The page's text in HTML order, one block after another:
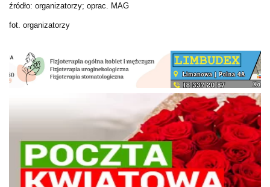
źródło: organizatorzy; oprac. MAG
fot. organizatorzy